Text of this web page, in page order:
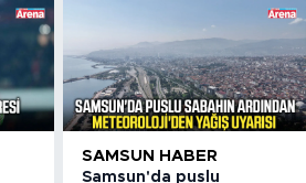
SAMSUN HABER
Samsun'da puslu